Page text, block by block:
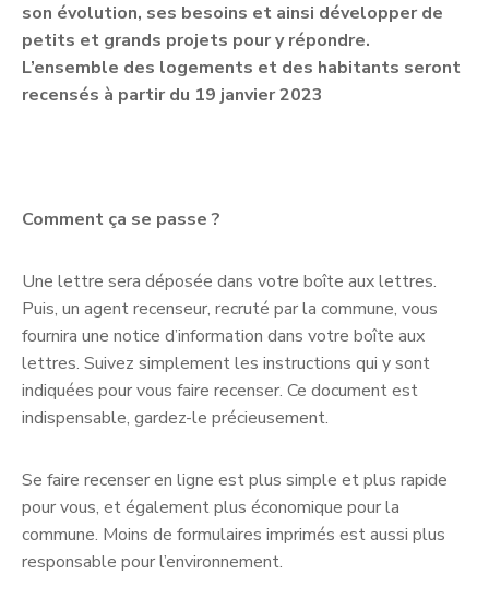
son évolution, ses besoins et ainsi développer de
petits et grands projets pour yrépondre.
L’ensemble des logements et des habitants seront
recensés à partir du 19 janvier 2023
Comment ça se passe ?
Une lettre sera déposée dans votre boîte aux lettres.
Puis, un agent recenseur, recruté par la commune, vous
fournira une notice d’information dans votre boîte aux
lettres. Suivez simplement les instructions qui y sont
indiquées pour vous faire recenser. Ce document est
indispensable, gardez-le précieusement.
Se faire recenser en ligne est plus simple et plus rapide
pour vous, et également plus économique pour la
commune. Moins de formulaires imprimés est aussi plus
responsable pour l’environnement.